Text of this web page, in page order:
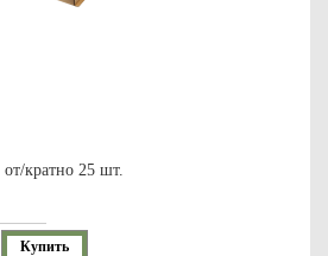
кратно 25 шт.
Купить